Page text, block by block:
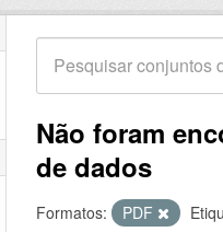
Não foram
de dados
Formatos: PDF